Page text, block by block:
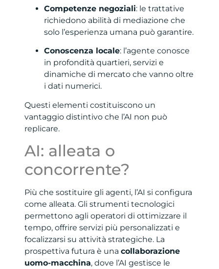
Competenze negoziali: le trattative
richiedono abilità di mediazione che
solo l’esperienza umana può garantire.
Conoscenza locale: l’agente conosce
in profondità quartieri, servizi e
dinamiche di mercato che vanno oltre
i dati numerici.
Questi elementi costituiscono un
vantaggio distintivo che l’AI non può
replicare.
AI: alleata o
concorrente?
Più che sostituire gli agenti, l’AI si configura
come alleata. Gli strumenti tecnologici
permettono agli operatori di ottimizzare il
tempo, offrire servizi più personalizzati e
focalizzarsi su attività strategiche. La
prospettiva futura è una collaborazione
uomo-macchina, dove l’AI gestisce le